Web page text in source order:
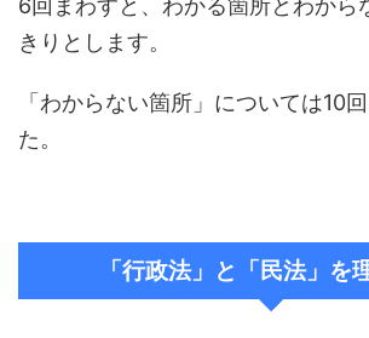
6回まわすと、わかる箇所とわから
きりとします。
「わからない箇所」については10
た。
「行政法」と「民法」を